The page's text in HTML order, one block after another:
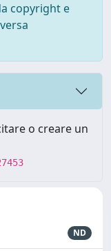
copyright e
o creare un
ND